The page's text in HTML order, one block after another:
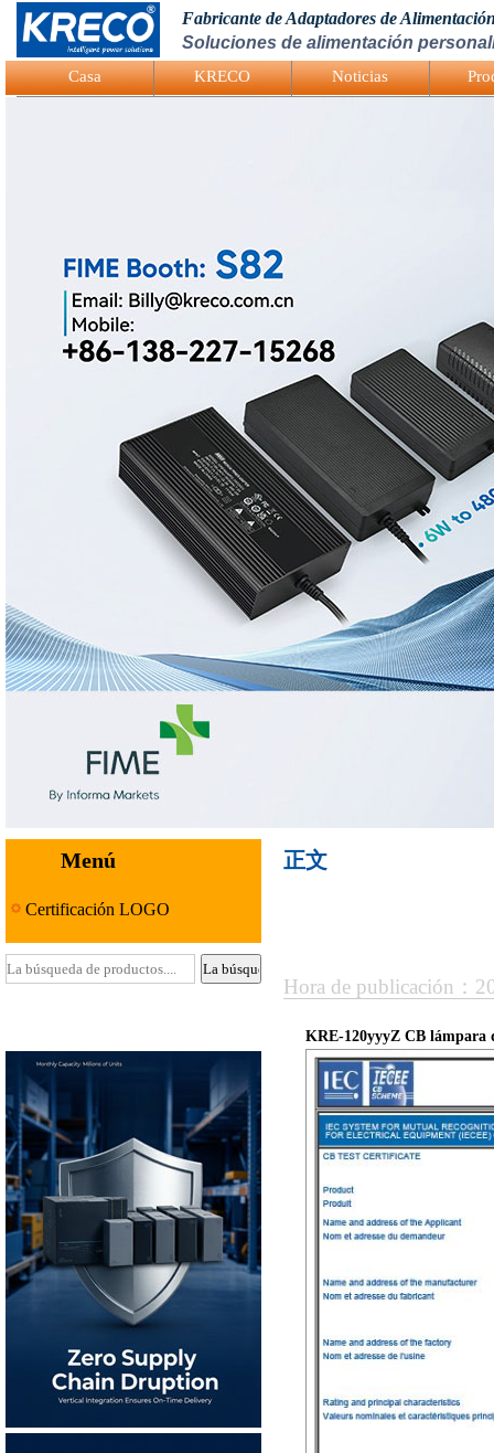
Logo Picture
Fabricante de Adaptadores de
Soluciones de alimentación
Casa KRECO Noticias
Menú
Certificación LOGO
正文
Hora de publicación
KRE-120yyyZ CB lámpara